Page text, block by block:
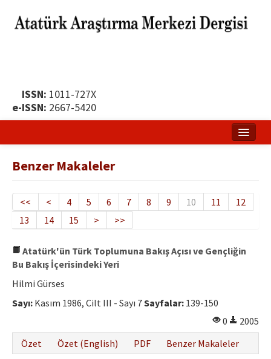
ISSN: 1011-727X
e-ISSN: 2667-5420
Yayın Politikası
Dergi Kurulları
Yayın İlkeleri
Etik İlkeler
Yazar Rehberi
İletişim
Benzer Makaleler
<< < 4 5 6 7 8 9 10 11
12
13
14 15 > >>
Atatürk'ün Türk Toplumuna Bakış Açısı ve Gençliğin
Bu Bakış İçerisindeki Yeri
Hilmi Gürses
Sayı: Kasım 1986, Cilt III - Sayı 7Sayfalar: 139-150
0
2005
Özet
Özet (English) PDF Benzer Makaleler